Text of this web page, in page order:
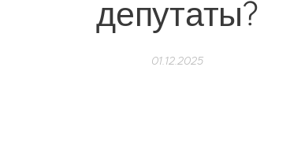
депутаты?
01.12.2025